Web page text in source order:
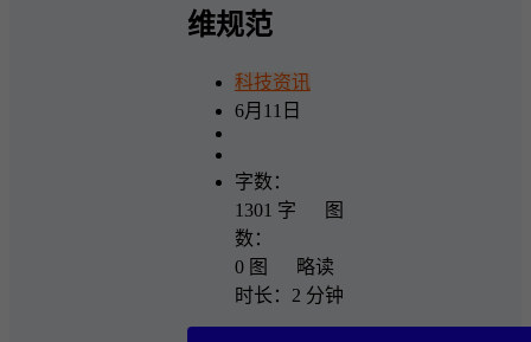
维规范
科技资讯
6月11日
字数：
1301 字 图
数：
0 图 略读
时长：2 分钟